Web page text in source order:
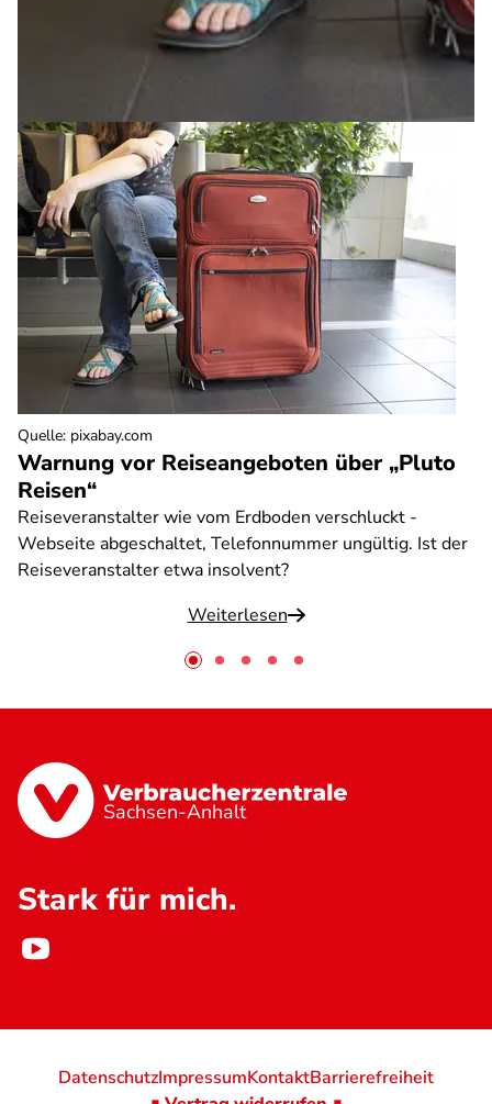
Warnung vor Reiseangeboten über „Pluto
Reisen“
Reiseveranstalter wie vom Erdboden verschluckt -
Webseite abgeschaltet, Telefonnummer ungültig. Ist der
Reiseveranstalter etwa insolvent?
Weiterlesen
Quelle: pixabay.com
Sachsen-Anhalt
Stark für mich.
DatenschutzImpressumKontaktBarrierefreiheit